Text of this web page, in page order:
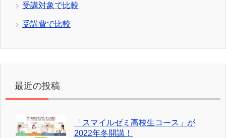
受講対象で比較
受講費で比較
最近の投稿
「スマイルゼミ高校生コース」が
2022年冬開講！